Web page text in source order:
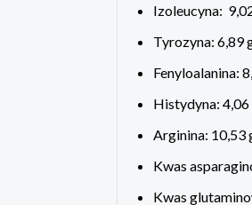
Izoleucyna:
Tyrozyna: 6,89
Fenyloalanina:
Histydyna:
Arginina: 10,53
Kwas
Kwas